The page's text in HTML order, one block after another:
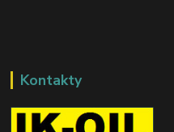
Kontakty